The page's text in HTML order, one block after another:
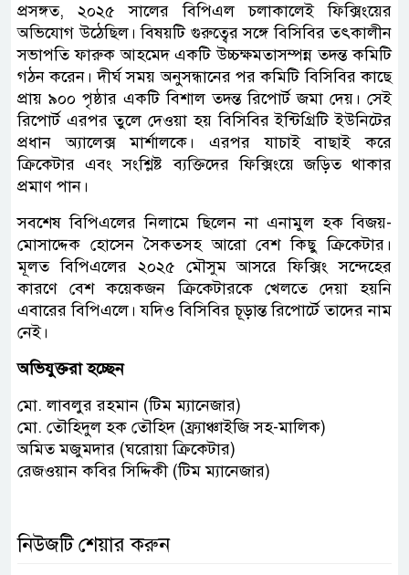
প্রসঙ্গত, ২০২৫ সালের বিপিএল চলাকালেই ফিক্সিংয়ের
অভিযোগ উঠেছিল। বিষয়টি গুরুত্বের সঙ্গে বিসিবির তৎকালীন
সভাপতি ফারুক আহমেদ একটি উচ্চক্ষমতাসম্পন্ন তদন্ত কমিটি
গঠন করেন। দীর্ঘ সময় অনুসন্ধানের পর কমিটি বিসিবির কাছে
প্রায় ৯০০ পৃষ্ঠার একটি বিশাল তদন্ত রিপোর্ট জমা দেয়। সেই
রিপোর্ট এরপর তুলে দেওয়া হয় বিসিবির ইন্টিগ্রিটি ইউনিটের
প্রধান অ্যালেক্স মার্শালকে। এরপর যাচাই বাছাই করে
ক্রিকেটার এবং সংশ্লিষ্ট ব্যক্তিদের ফিক্সিংয়ে জড়িত থাকার
প্রমাণ পান।
সবশেষ বিপিএলের নিলামে ছিলেন না এনামুল হক বিজয়-
মোসাদ্দেক হোসেন সৈকতসহ আরো বেশ কিছু ক্রিকেটার।
মূলত বিপিএলের ২০২৫ মৌসুম আসরে ফিক্সিং সন্দেহের
কারণে বেশ কয়েকজন ক্রিকেটারকে খেলতে দেয়া হয়নি
এবারের বিপিএলে। যদিও বিসিবির চূড়ান্ত রিপোর্টে তাদের নাম
নেই।
অভিযুক্তরা হচ্ছেন
মো. লাবলুর রহমান (টিম ম্যানেজার)
মো. তৌহিদুল হক তৌহিদ (ফ্র্যাঞ্চাইজি সহ-মালিক)
অমিত মজুমদার (ঘরোয়া ক্রিকেটার)
রেজওয়ান কবির সিদ্দিকী (টিম ম্যানেজার)
নিউজটি শেয়ার করুন